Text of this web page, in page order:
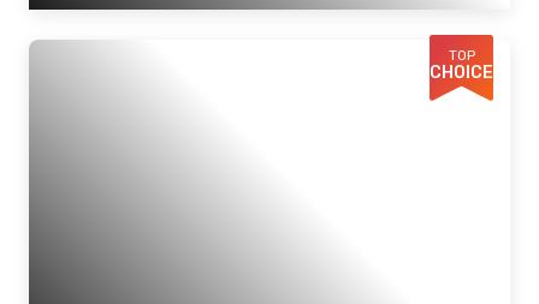
TOP
CHOICE